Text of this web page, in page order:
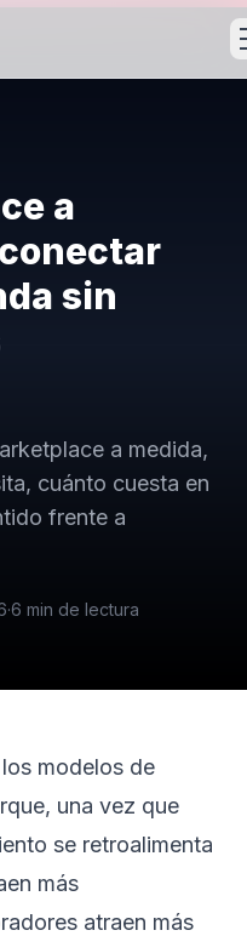
a
sin
a medida,
cuánto cuesta en
frente a
·6 min de lectura
modelos de
una vez que
se retroalimenta
más
atraen más